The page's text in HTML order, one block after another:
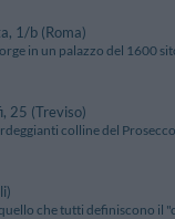
1/b (Roma)
in un palazzo del 1600
25 (Treviso)
colline del
che tutti definiscono il